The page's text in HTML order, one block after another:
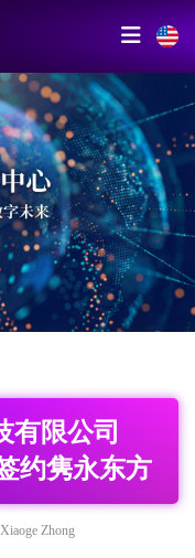
有限公司
隽永东方
Xiaoge Zhong